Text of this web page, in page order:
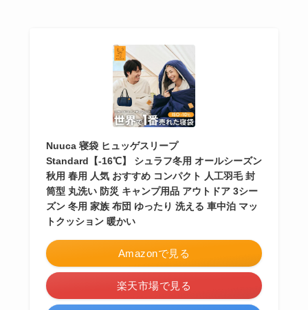
Nuuca 寝袋 ヒュッゲスリープ
Standard【-16℃】 シュラフ冬用 オールシーズン
秋用 春用 人気 おすすめ コンパクト 人工羽毛 封
筒型 丸洗い 防災 キャンプ用品 アウトドア 3シー
ズン 冬用 家族 布団 ゆったり 洗える 車中泊 マッ
トクッション 暖かい
Amazonで見る
楽天市場で見る